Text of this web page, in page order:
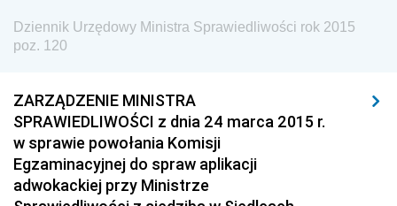
z 20 sierpnia 2015 pozycja 197
z 19 sierpnia 2015 pozycja 196
z 14 sierpnia 2015 pozycja 195
z 12 sierpnia 2015 pozycja 194
Dziennik Urzędowy Ministra Sprawiedliwości rok 2015
poz. 120
ZARZĄDZENIE MINISTRA
SPRAWIEDLIWOŚCI z dnia 24 marca 2015 r.
w sprawie powołania Komisji
Egzaminacyjnej do spraw aplikacji
adwokackiej przy Ministrze